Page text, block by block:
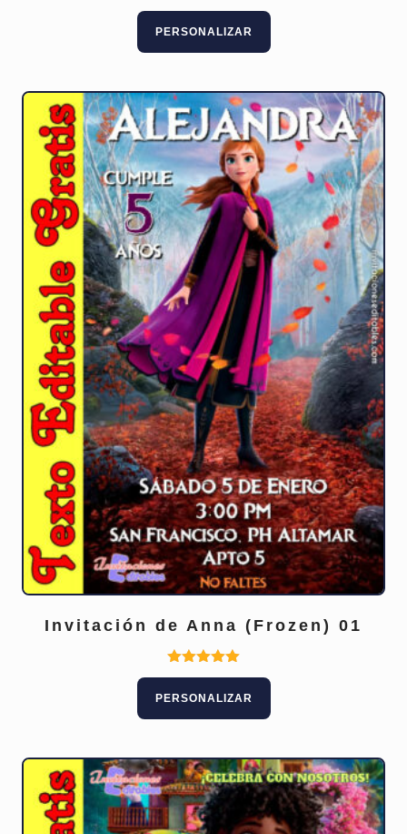
Valorado
5.00
de 5
PERSONALIZAR
Invitación de Anna (Frozen) 01
Valorado
5.00
de 5
PERSONALIZAR